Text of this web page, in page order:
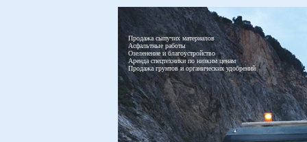
Продажа сыпучих материалов
Асфальтные работы
Озеленение и благоустройство
Аренда спецтехники по низким ценам
Продажа грунтов и органических удобрений